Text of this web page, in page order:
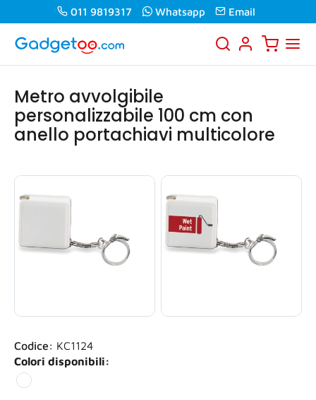
011 9819317 Whatsapp Email
Metro avvolgibile
personalizzabile 100 cm con
anello portachiavi multicolore
Codice: KC1124
Colori disponibili: